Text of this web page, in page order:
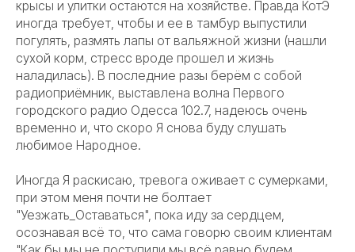
крысы и улитки остаются на хозяйстве. Правда КотЭ
иногда требует, чтобы и ее в тамбур выпустили
погулять, размять лапы от вальяжной жизни (нашли
сухой корм, стресс вроде прошел и жизнь
наладилась). В последние разы берём с собой
радиоприёмник, выставлена волна Первого
городского радио Одесса 102.7, надеюсь очень
временно и, что скоро Я снова буду слушать
любимое Народное.
Иногда Я раскисаю, тревога оживает с сумерками,
при этом меня почти не болтает
"Уезжать_Оставаться", пока иду за сердцем,
осознавая всё то, что сама говорю своим клиентам